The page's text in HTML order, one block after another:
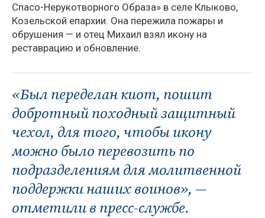
Спасо-Нерукотворного Образа» в селе Клыково,
Козельской епархии. Она пережила пожары и
обрушения — и отец Михаил взял икону на
реставрацию и обновление.
«Был переделан киот, пошит
добротный походный защитный
чехол, для того, чтобы икону
можно было перевозить по
подразделениям для молитвенной
поддержки наших воинов», —
отметили в пресс-службе.